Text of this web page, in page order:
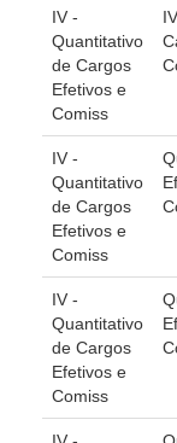
Serviços
Ação
Atermação On-
Atermação
Agendamento
Glossário
Consulta de
Atas de
Audiências e
Calendário
Calendário
IV -
Quantitativo
de Cargos
Efetivos e
Comiss
IV -
Quantitativo
de Cargos
Efetivos e
Comiss
IV -
Quantitativo
de Cargos
Efetivos e
Comiss